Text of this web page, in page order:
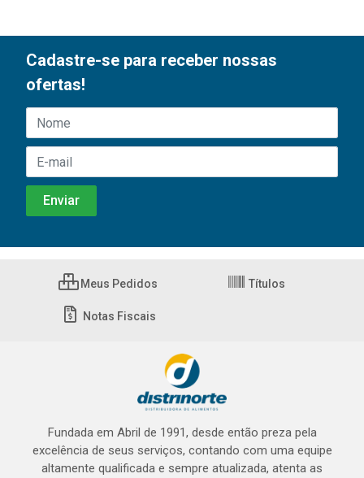
Cadastre-se para receber nossas
ofertas!
Meus Pedidos Títulos
Notas Fiscais
Fundada em Abril de 1991, desde então preza pela
excelência de seus serviços, contando com uma equipe
altamente qualificada e sempre atualizada, atenta as